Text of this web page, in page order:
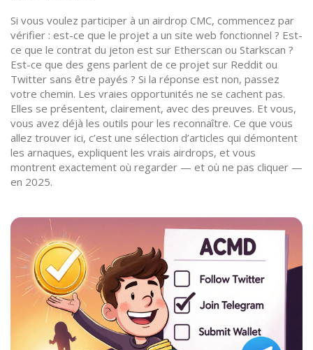
Si vous voulez participer à un airdrop CMC, commencez par
vérifier : est-ce que le projet a un site web fonctionnel ? Est-
ce que le contrat du jeton est sur Etherscan ou Starkscan ?
Est-ce que des gens parlent de ce projet sur Reddit ou
Twitter sans être payés ? Si la réponse est non, passez
votre chemin. Les vraies opportunités ne se cachent pas.
Elles se présentent, clairement, avec des preuves. Et vous,
vous avez déjà les outils pour les reconnaître. Ce que vous
allez trouver ici, c’est une sélection d’articles qui démontent
les arnaques, expliquent les vrais airdrops, et vous
montrent exactement où regarder — et où ne pas cliquer —
en 2025.